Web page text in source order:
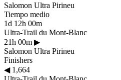
Salomon Ultra Pirineu
Tiempo medio
1d 12h 00m
Ultra-Trail du Mont-Blanc
21h 00m ▶
Salomon Ultra Pirineu
Finishers
◀1,664